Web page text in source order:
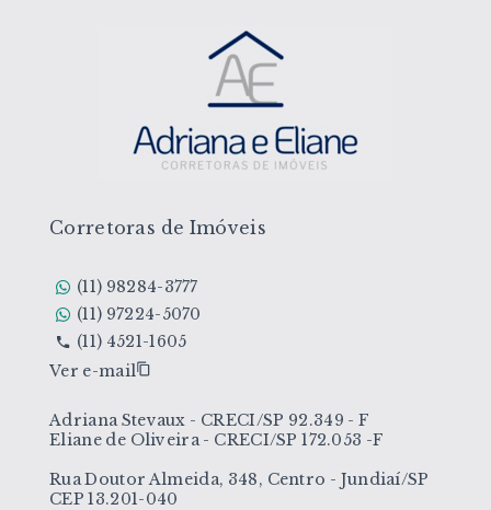
Corretoras de Imóveis
(11) 98284-3777
(11) 97224-5070
(11) 4521-1605
Ver e-mail
Adriana Stevaux - CRECI/SP 92.349 - F
Eliane de Oliveira - CRECI/SP 172.053 -F
Rua Doutor Almeida, 348, Centro - Jundiaí/SP
CEP 13.201-040